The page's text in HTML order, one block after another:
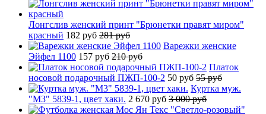
Лонгслив женский принт "Брюнетки правят миром"
красный 182 руб 281 руб
Варежки женские
Эйфел 1100 157 руб 210 руб
Платок
носовой подарочный ПЖП-100-2 50 руб 55 руб
Куртка муж.
"М3" 5839-1, цвет хаки. 2 670 руб 3 000 руб